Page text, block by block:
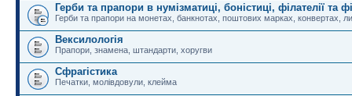
Герби та прапори в нумізматиці, боністиці, філателії та
Герби та прапори на монетах, банкнотах, поштових марках, конвертах,
Вексилологія
Прапори, знамена, штандарти, хоругви
Сфрагістика
Печатки, молівдовули, клейма